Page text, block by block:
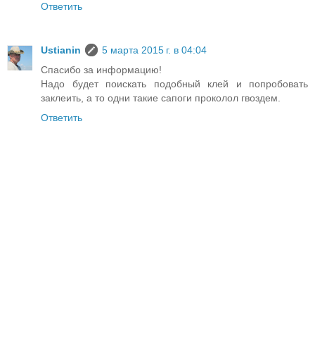
Ответить
Ustianin
5 марта 2015 г. в 04:04
Спасибо за информацию!
Надо будет поискать подобный клей и попробовать
заклеить, а то одни такие сапоги проколол гвоздем.
Ответить